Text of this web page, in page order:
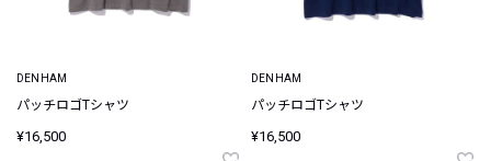
DENHAM
パッチロゴTシャツ
¥16,500
DENHAM
パッチロゴTシャツ
¥16,500